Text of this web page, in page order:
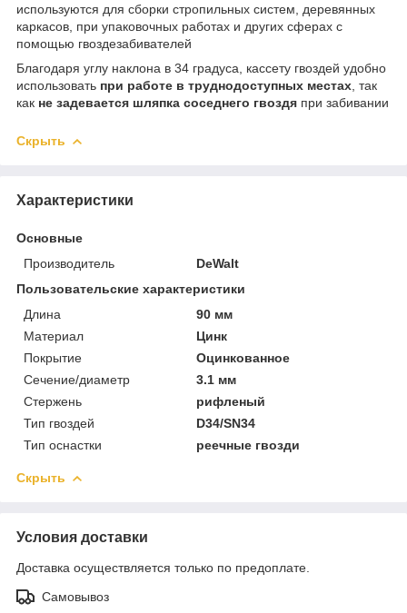
используются для сборки стропильных систем, деревянных
каркасов, при упаковочных работах и других сферах с
помощью гвоздезабивателей
Благодаря углу наклона в 34 градуса, кассету гвоздей удобно
использовать при работе в труднодоступных местах , так
как не задевается шляпка соседнего гвоздя при забивании
Скрыть
Характеристики
Основные
Производитель
DeWalt
Пользовательские характеристики
Длина
90 мм
Материал
Цинк
Покрытие
Оцинкованное
Сечение/диаметр
3.1 мм
Стержень
рифленый
Тип гвоздей
D34/SN34
Тип оснастки
реечные гвозди
Скрыть
Условия доставки
Доставка осуществляется только по предоплате.
Самовывоз